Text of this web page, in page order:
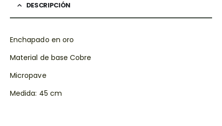
DESCRIPCIÓN
Enchapado en oro
Material de base Cobre
Micropave
Medida: 45 cm